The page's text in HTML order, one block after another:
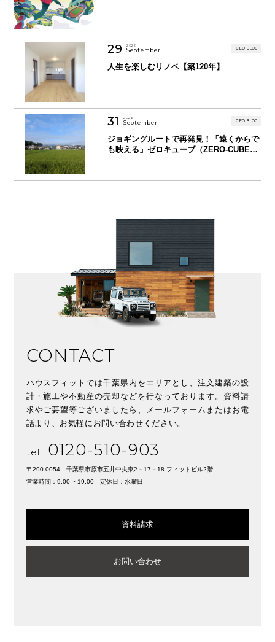
29 2022
September CEO BLOG
人生を楽しむリノベ【築120年】
31 2026
September CEO BLOG
ジョギングルートで再発見！「遠くからで
も映える」ゼロキューブ（ZERO-CUBE）
CONTACT
ハウスフィットでは千葉県内をエリアとし、注文建築の設
計・施工や不動産の売却などを行なっております。資料請
求やご要望等ございましたら、メールフォームまたはお電
話より、お気軽にお問い合わせください。
tel. 0120-510-903
〒290-0054 千葉県市原市五井中央東2－17－18 フィットビル2階
営業時間：9:00 ~ 19:00 定休日：水曜日
資料請求
お問い合わせ